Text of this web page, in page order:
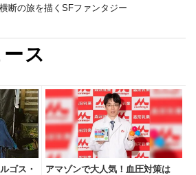
断の旅を描くSFファンタジー
ス
ゴス・
アマゾンで大人気！血圧対策は